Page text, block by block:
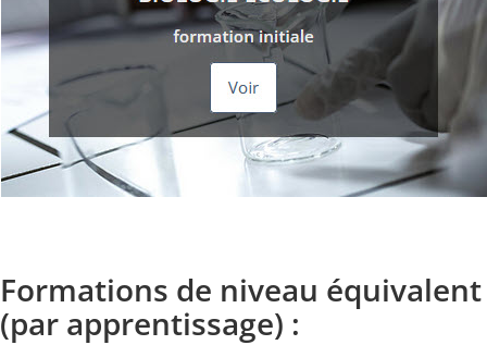
Formations de niveau équivalent
(par apprentissage) :